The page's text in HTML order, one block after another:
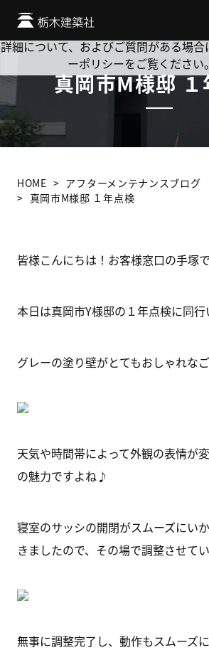
真岡市M様邸
HOME
アフターメンテナンスブログ
真岡市M様邸 １年点検
皆様こんにちは！お客様窓口の手塚
本日は真岡市Y様邸の１年点検に同
グレーの塗り壁がとてもおしゃれな
天気や時間帯によって外観の表情が
の魅力ですよね♪
寝室のサッシの開閉がスムーズにい
きましたので、その場で調整させて
無事に調整完了し、動作もスムーズ
Cookie を使用して、お客様の活動を追
か? 当社ではお客様のプライバシーを極
詳細について、およびご質問がある場
ーポリシーをご覧ください。